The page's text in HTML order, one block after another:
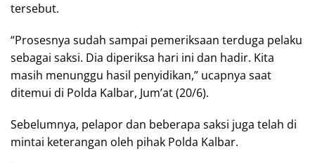
tersebut.
“Prosesnya sudah sampai pemeriksaan terduga pelaku
sebagai saksi. Dia diperiksa hari ini dan hadir. Kita
masih menunggu hasil penyidikan,” ucapnya saat
ditemui di Polda Kalbar, Jum’at (20/6).
Sebelumnya, pelapor dan beberapa saksi juga telah di
mintai keterangan oleh pihak Polda Kalbar.